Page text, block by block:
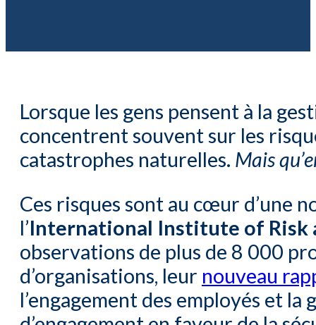
Lorsque les gens pensent à la
concentrent souvent sur les
catastrophes naturelles. Mais
Ces risques sont au cœur d’une
l’International Institute of Risk
observations de plus de 8 000
d’organisations, leur nouveau
l’engagement des employés et